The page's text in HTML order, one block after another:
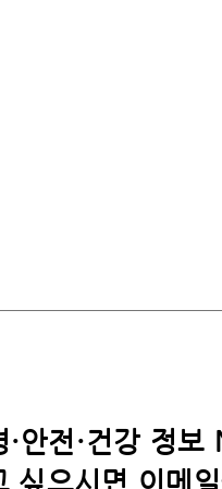
·안전·건강 정
싶으시면​ 이메